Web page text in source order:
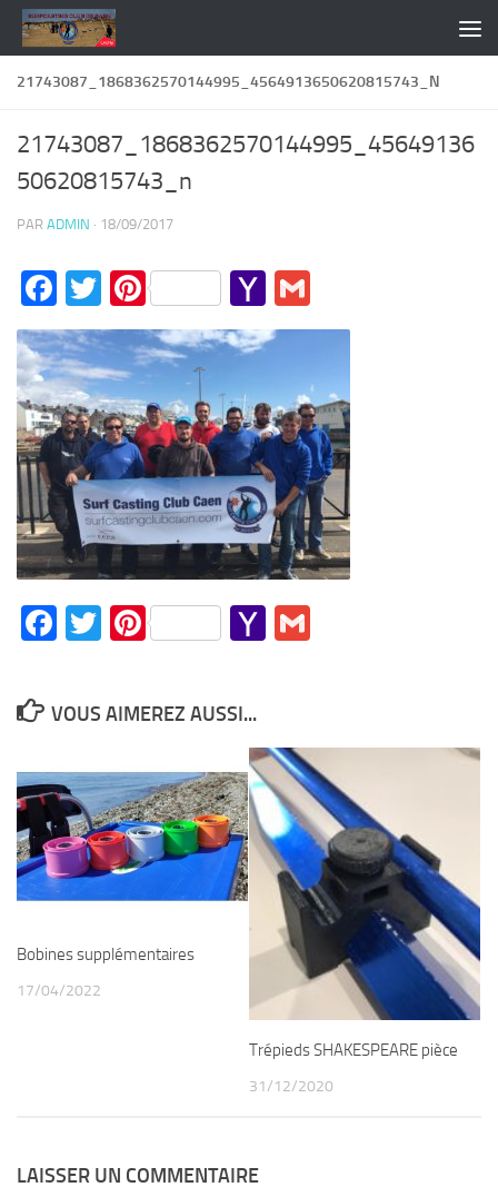
Skip to content
21743087_1868362570144995_4564913650620815743_N
21743087_1868362570144995_45649136
50620815743_n
PAR ADMIN · 18/09/2017
Facebook
TwitterPinterestYahoo
Mail
Facebook
TwitterPinterestYahoo
VOUS AIMEREZ AUSSI...
Bobines supplémentaires
17/04/2022
Trépieds SHAKESPEARE pièce
31/12/2020
LAISSER UN COMMENTAIRE